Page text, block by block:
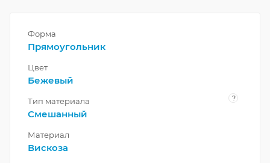
Форма
Прямоугольник
Цвет
Бежевый
Тип материала ?
Смешанный
Материал
Вискоза